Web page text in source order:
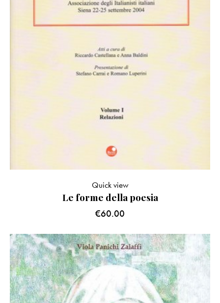
Le forme della poesia
€60.00
Quick view